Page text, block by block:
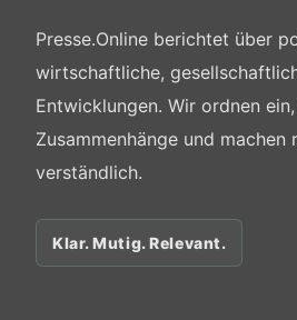
Presse.Online berichtet über
wirtschaftliche,
Entwicklungen. Wir ordnen
Zusammenhänge und machen
verständlich.
Klar. Mutig. Relevant.